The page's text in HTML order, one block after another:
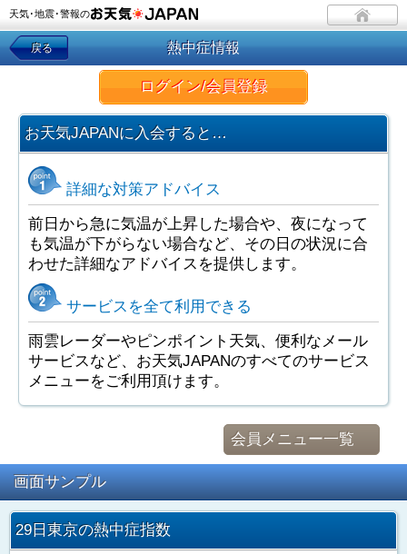
天気･地震･警報の
戻る 熱中症情報
ログイン/会員登録
お天気JAPANに入会すると…
詳細な対策アドバイス
前日から急に気温が上昇した場合や、夜になって
も気温が下がらない場合など、その日の状況に合
わせた詳細なアドバイスを提供します。
サービスを全て利用できる
雨雲レーダーやピンポイント天気、便利なメール
サービスなど、お天気JAPANのすべてのサービス
メニューをご利用頂けます。
会員メニュー一覧
画面サンプル
29日東京の熱中症指数